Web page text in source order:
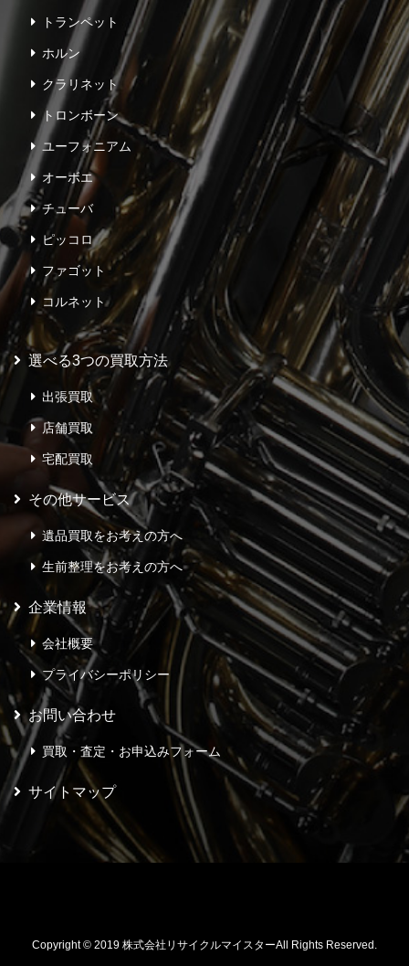
トランペット
ホルン
クラリネット
トロンボーン
ユーフォニアム
オーボエ
チューバ
ピッコロ
ファゴット
コルネット
選べる3つの買取方法
出張買取
店舗買取
宅配買取
その他サービス
遺品買取をお考えの方へ
生前整理をお考えの方へ
企業情報
会社概要
プライバシーポリシー
お問い合わせ
買取・査定・お申込みフォーム
サイトマップ
Copyright © 2019 株式会社リサイクルマイスターAll Rights Reserved.